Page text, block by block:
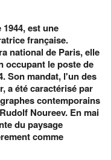
est une
française.
national de Paris, elle
occupant le poste de
Son mandat, l'un des
a été caractérisé par
contemporains
Noureev. En mai
du paysage
comme